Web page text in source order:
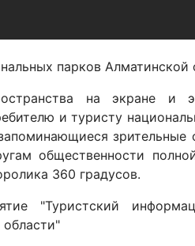
парков Алматинской
на экране и
и туристу
общественности
360 градусов.
"Туристский